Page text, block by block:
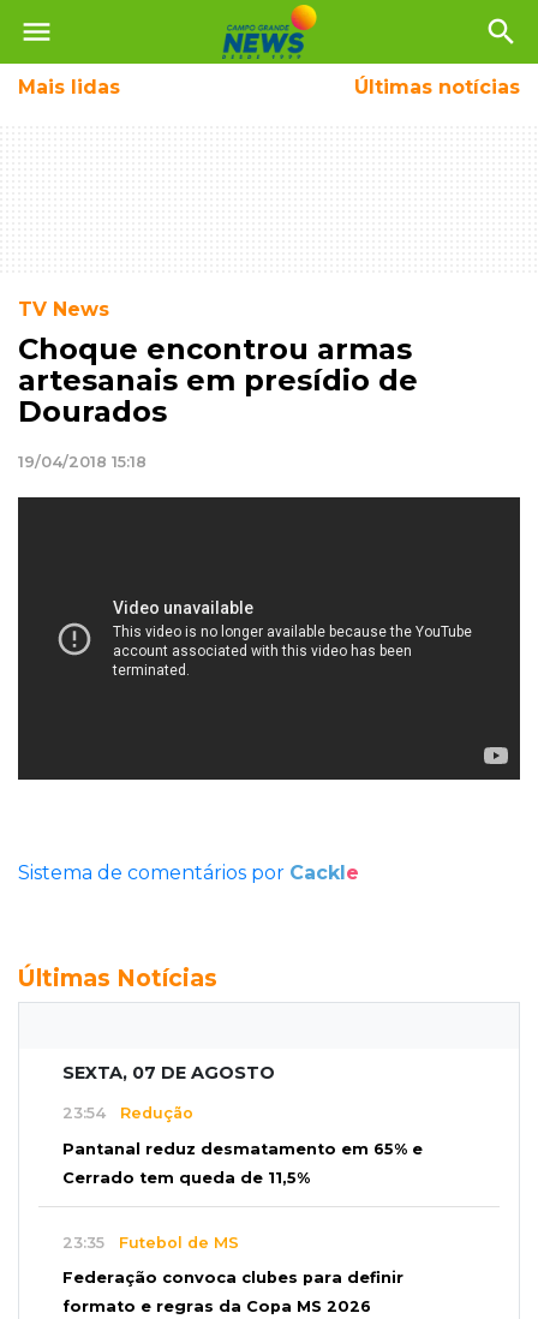
menu search
Mais lidas Últimas notícias
TV News
Choque encontrou armas
artesanais em presídio de
Dourados
19/04/2018 15:18
Sistema de comentários por Cackle
Últimas Notícias
SEXTA, 07 DE AGOSTO
23:54 Redução
Pantanal reduz desmatamento em 65% e
Cerrado tem queda de 11,5%
23:35 Futebol de MS
Federação convoca clubes para definir
formato e regras da Copa MS 2026